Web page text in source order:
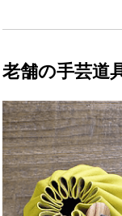
老舗の手芸道